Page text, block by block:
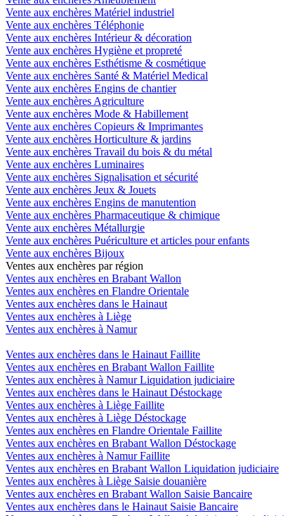
Vente aux enchères Matériel industriel
Vente aux enchères Téléphonie
Vente aux enchères Intérieur & décoration
Vente aux enchères Hygiène et propreté
Vente aux enchères Esthétisme & cosmétique
Vente aux enchères Santé & Matériel Medical
Vente aux enchères Engins de chantier
Vente aux enchères Agriculture
Vente aux enchères Mode & Habillement
Vente aux enchères Copieurs & Imprimantes
Vente aux enchères Horticulture & jardins
Vente aux enchères Travail du bois & du métal
Vente aux enchères Luminaires
Vente aux enchères Signalisation et sécurité
Vente aux enchères Jeux & Jouets
Vente aux enchères Engins de manutention
Vente aux enchères Pharmaceutique & chimique
Vente aux enchères Métallurgie
Vente aux enchères Puériculture et articles pour enfants
Vente aux enchères Bijoux
Ventes aux enchères par région
Ventes aux enchères en Brabant Wallon
Ventes aux enchères en Flandre Orientale
Ventes aux enchères dans le Hainaut
Ventes aux enchères à Liège
Ventes aux enchères à Namur
Ventes aux enchères dans le Hainaut Faillite
Ventes aux enchères en Brabant Wallon Faillite
Ventes aux enchères à Namur Liquidation judiciaire
Ventes aux enchères dans le Hainaut Déstockage
Ventes aux enchères à Liège Faillite
Ventes aux enchères à Liège Déstockage
Ventes aux enchères en Flandre Orientale Faillite
Ventes aux enchères en Brabant Wallon Déstockage
Ventes aux enchères à Namur Faillite
Ventes aux enchères en Brabant Wallon Liquidation judiciaire
Ventes aux enchères à Liège Saisie douanière
Ventes aux enchères en Brabant Wallon Saisie Bancaire
Ventes aux enchères dans le Hainaut Saisie Bancaire